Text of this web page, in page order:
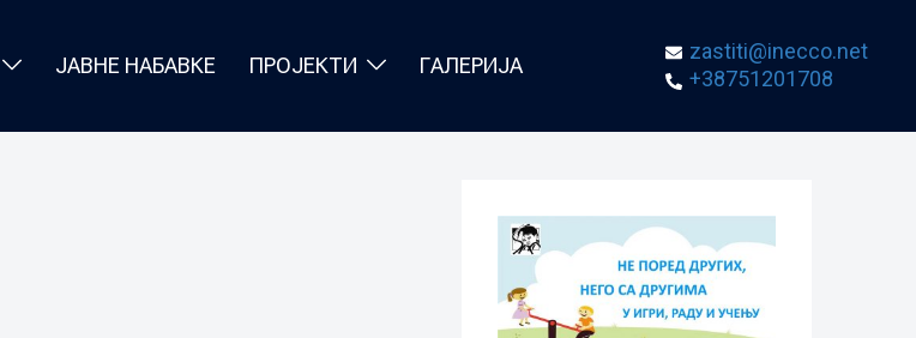
ЈАВНЕ НАБАВКЕ ПРОЈЕКТИ ГАЛЕРИЈА
zastiti@inecco.net
+38751201708